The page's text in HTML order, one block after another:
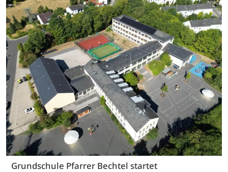
Grundschule Pfarrer Bechtel startet